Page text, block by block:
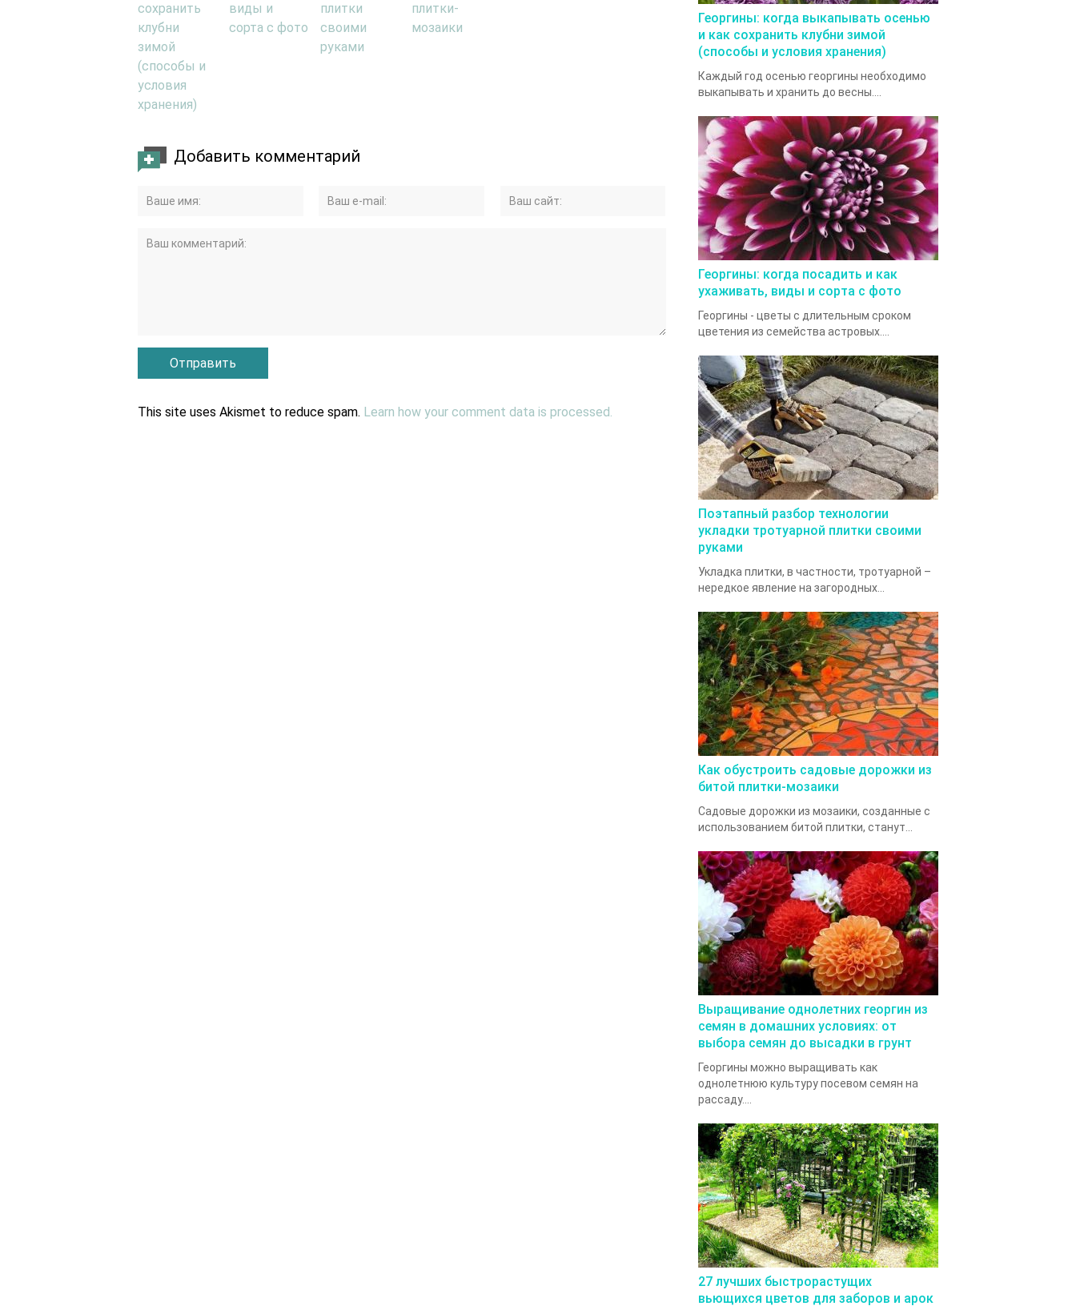
сохранить
клубни
зимой
(способы и
условия
хранения)
виды и
сорта с фото
плитки
своими
руками
плитки-
мозаики
Добавить комментарий
This site uses Akismet to reduce spam. Learn how your comment data is processed.
Георгины: когда выкапывать осенью
и как сохранить клубни зимой
(способы и условия хранения)
Каждый год осенью георгины необходимо
выкапывать и хранить до весны....
Георгины: когда посадить и как
ухаживать, виды и сорта с фото
Георгины - цветы с длительным сроком
цветения из семейства астровых....
Поэтапный разбор технологии
укладки тротуарной плитки своими
руками
Укладка плитки, в частности, тротуарной –
нередкое явление на загородных...
Как обустроить садовые дорожки из
битой плитки-мозаики
Садовые дорожки из мозаики, созданные с
использованием битой плитки, станут...
Выращивание однолетних георгин из
семян в домашних условиях: от
выбора семян до высадки в грунт
Георгины можно выращивать как
однолетнюю культуру посевом семян на
рассаду....
27 лучших быстрорастущих
вьющихся цветов для заборов и арок